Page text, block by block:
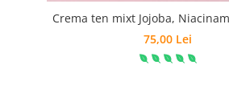
Crema ten mixt Jojoba,
75,00 Lei